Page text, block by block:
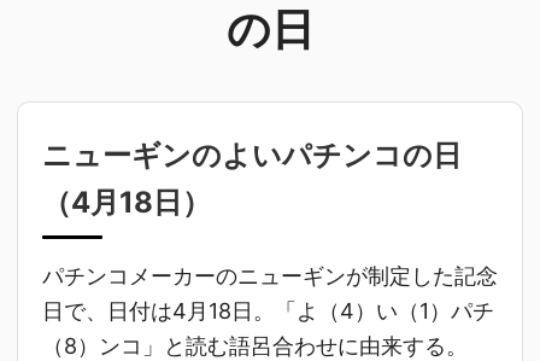
の日
ニューギンのよいパチンコの日
（4月18日 ）
パチンコメーカーのニューギンが制定した記念
日で、日付は4月18日。「よ（4）い（1）パチ
（8）ンコ」と読む語呂合わせに由来する。